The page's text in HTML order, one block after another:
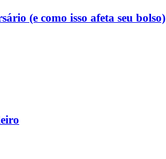
(e como isso afeta seu bolso)